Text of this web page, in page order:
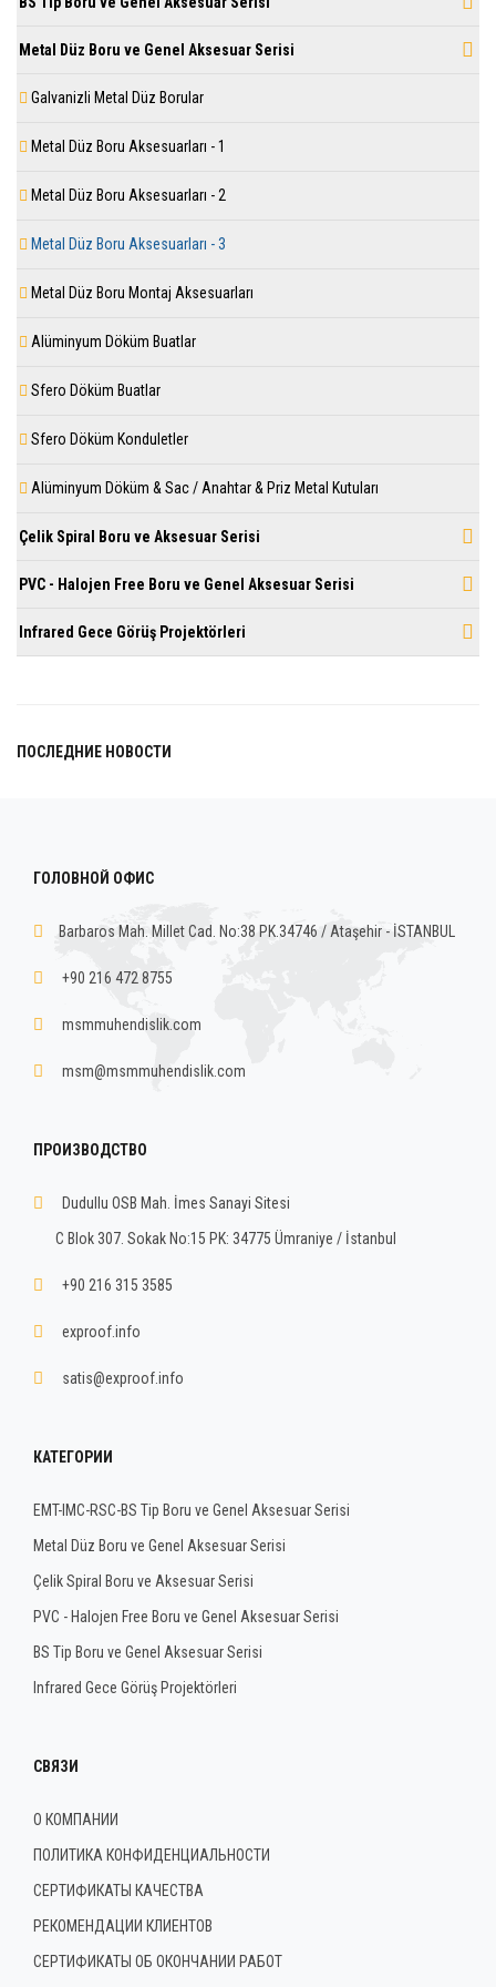
Metal Düz Boru ve Genel Aksesuar Serisi
Galvanizli Metal Düz Borular
Metal Düz Boru Aksesuarları - 1
Metal Düz Boru Aksesuarları - 2
Metal Düz Boru Aksesuarları - 3
Metal Düz Boru Montaj Aksesuarları
Alüminyum Döküm Buatlar
Sfero Döküm Buatlar
Sfero Döküm Konduletler
Alüminyum Döküm & Sac / Anahtar & Priz Metal Kutuları
Çelik Spiral Boru ve Aksesuar Serisi
PVC - Halojen Free Boru ve Genel Aksesuar Serisi
Infrared Gece Görüş Projektörleri
ПОСЛЕДНИЕ НОВОСТИ
ГОЛОВНОЙ ОФИС
Barbaros Mah. Millet Cad. No:38 PK.34746 / Ataşehir - İSTANBUL
+90 216 472 8755
msmmuhendislik.com
msm@msmmuhendislik.com
ПРОИЗВОДСТВО
Dudullu OSB Mah. İmes Sanayi Sitesi
C Blok 307. Sokak No:15 PK: 34775 Ümraniye / İstanbul
+90 216 315 3585
exproof.info
satis@exproof.info
КАТЕГОРИИ
EMT-IMC-RSC-BS Tip Boru ve Genel Aksesuar Serisi
Metal Düz Boru ve Genel Aksesuar Serisi
Çelik Spiral Boru ve Aksesuar Serisi
PVC - Halojen Free Boru ve Genel Aksesuar Serisi
BS Tip Boru ve Genel Aksesuar Serisi
Infrared Gece Görüş Projektörleri
СВЯЗИ
О КОМПАНИИ
ПОЛИТИКА КОНФИДЕНЦИАЛЬНОСТИ
СЕРТИФИКАТЫ КАЧЕСТВА
РЕКОМЕНДАЦИИ КЛИЕНТОВ
СЕРТИФИКАТЫ ОБ ОКОНЧАНИИ РАБОТ